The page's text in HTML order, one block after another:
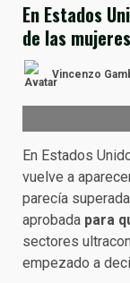
En Estados
de las mujeres
Vincenzo
En Estados
vuelve a
parecía
aprobada para
sectores
empezado a